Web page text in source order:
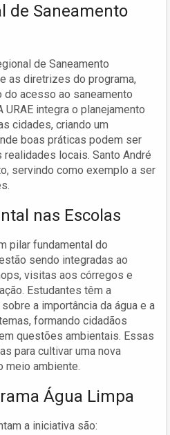
de Saneamento
de Saneamento
as diretrizes do programa,
acesso ao saneamento
URAE integra o planejamento
cidades, criando um
boas práticas podem ser
locais. Santo André
servindo como exemplo a ser
nas Escolas
pilar fundamental do
sendo integradas ao
visitas aos córregos e
Estudantes têm a
a importância da água e a
formando cidadãos
questões ambientais. Essas
para cultivar uma nova
meio ambiente.
Água Limpa
a iniciativa são: